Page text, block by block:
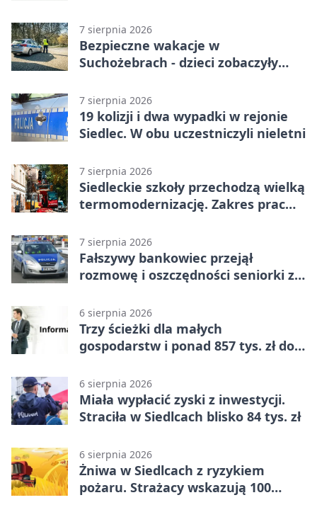
emocjonującej końcówce
7 sierpnia 2026
Bezpieczne wakacje w
Suchożebrach - dzieci zobaczyły
7 sierpnia 2026
19 kolizji i dwa wypadki w rejonie
Siedlec. W obu uczestniczyli nieletni
7 sierpnia 2026
Siedleckie szkoły przechodzą wielką
termomodernizację. Zakres prac
7 sierpnia 2026
Fałszywy bankowiec przejął
rozmowę i oszczędności seniorki z
6 sierpnia 2026
Trzy ścieżki dla małych
gospodarstw i ponad 857 tys. zł do
6 sierpnia 2026
Miała wypłacić zyski z inwestycji.
Straciła w Siedlcach blisko 84 tys. zł
6 sierpnia 2026
Żniwa w Siedlcach z ryzykiem
pożaru. Strażacy wskazują 100